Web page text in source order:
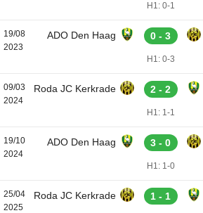
H1: 0-1
19/08
2023
ADO Den Haag 0 - 3
H1: 0-3
09/03
2024
Roda JC Kerkrade 2 - 2
H1: 1-1
19/10
2024
ADO Den Haag 3 - 0
H1: 1-0
25/04
2025
Roda JC Kerkrade 1 - 1